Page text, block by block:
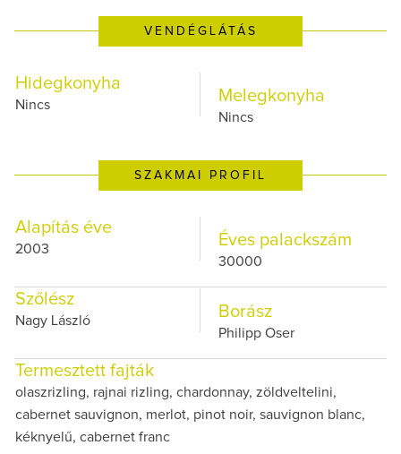
VENDÉGLÁTÁS
Hidegkonyha
Nincs Melegkonyha
Nincs
SZAKMAI PROFIL
Alapítás éve
2003 Éves palackszám
30000
Szőlész
Nagy László Borász
Philipp Oser
Termesztett fajták
olaszrizling, rajnai rizling, chardonnay, zöldveltelini,
cabernet sauvignon, merlot, pinot noir, sauvignon blanc,
kéknyelű, cabernet franc